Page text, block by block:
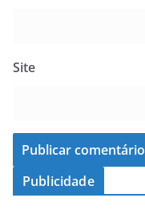
Site
Publicidade